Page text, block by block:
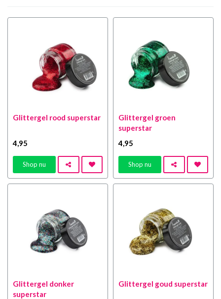
Glittergel rood superstar
4 ,95
Shop nu
Glittergel groen
superstar
4 ,95
Shop nu
Glittergel donker
superstar
Glittergel goud superstar